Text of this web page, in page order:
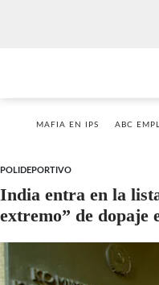
MAFIA EN IPS ABC
POLIDEPORTIVO
India entra en la
extremo” de dopaje